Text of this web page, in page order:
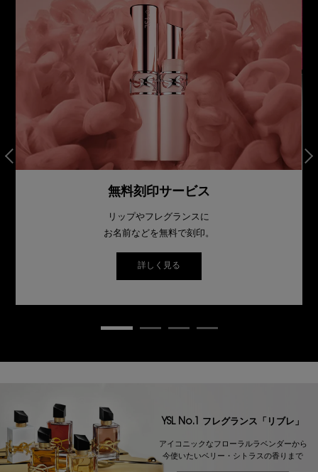
無料刻印サービス
リップやフレグランスに
お名前などを無料で刻印。
詳しく見る
YSL No.1 フレグランス「リブレ」
アイコニックなフローラルラベンダーから
今使いたいベリー・シトラスの香りまで